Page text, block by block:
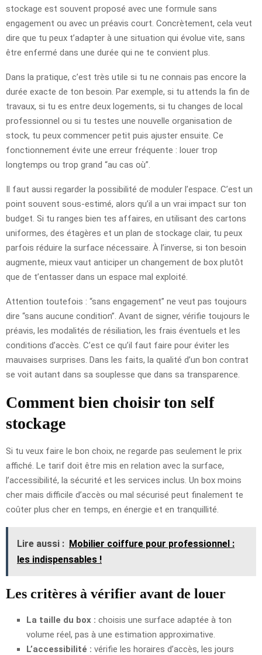
stockage est souvent proposé avec une formule sans
engagement ou avec un préavis court. Concrètement, cela veut
dire que tu peux t’adapter à une situation qui évolue vite, sans
être enfermé dans une durée qui ne te convient plus.
Dans la pratique, c’est très utile si tu ne connais pas encore la
durée exacte de ton besoin. Par exemple, si tu attends la fin de
travaux, si tu es entre deux logements, si tu changes de local
professionnel ou si tu testes une nouvelle organisation de
stock, tu peux commencer petit puis ajuster ensuite. Ce
fonctionnement évite une erreur fréquente : louer trop
longtemps ou trop grand “au cas où”.
Il faut aussi regarder la possibilité de moduler l’espace. C’est un
point souvent sous-estimé, alors qu’il a un vrai impact sur ton
budget. Si tu ranges bien tes affaires, en utilisant des cartons
uniformes, des étagères et un plan de stockage clair, tu peux
parfois réduire la surface nécessaire. À l’inverse, si ton besoin
augmente, mieux vaut anticiper un changement de box plutôt
que de t’entasser dans un espace mal exploité.
Attention toutefois : “sans engagement” ne veut pas toujours
dire “sans aucune condition”. Avant de signer, vérifie toujours le
préavis, les modalités de résiliation, les frais éventuels et les
conditions d’accès. C’est ce qu’il faut faire pour éviter les
mauvaises surprises. Dans les faits, la qualité d’un bon contrat
se voit autant dans sa souplesse que dans sa transparence.
Comment bien choisir ton self
stockage
Si tu veux faire le bon choix, ne regarde pas seulement le prix
affiché. Le tarif doit être mis en relation avec la surface,
l’accessibilité, la sécurité et les services inclus. Un box moins
cher mais difficile d’accès ou mal sécurisé peut finalement te
coûter plus cher en temps, en énergie et en tranquillité.
Lire aussi : Mobilier coiffure pour professionnel :
les indispensables !
Les critères à vérifier avant de louer
La taille du box : choisis une surface adaptée à ton
volume réel, pas à une estimation approximative.
L’accessibilité : vérifie les horaires d’accès, les jours